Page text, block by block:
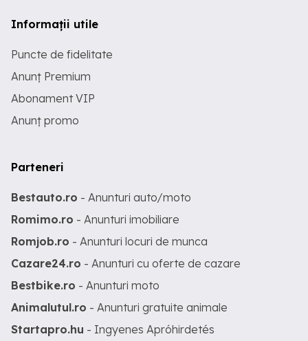
Informații utile
Puncte de fidelitate
Anunț Premium
Abonament VIP
Anunț promo
Parteneri
Bestauto.ro - Anunturi auto/moto
Romimo.ro - Anunturi imobiliare
Romjob.ro - Anunturi locuri de munca
Cazare24.ro - Anunturi cu oferte de cazare
Bestbike.ro - Anunturi moto
Animalutul.ro - Anunturi gratuite animale
Startapro.hu - Ingyenes Apróhirdetés